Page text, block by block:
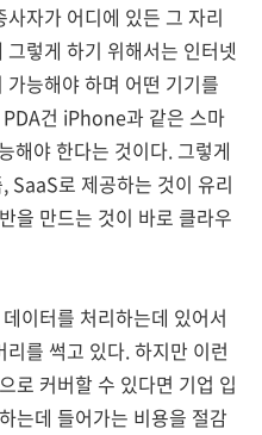
자가 어디에 있든 그 자리
렇게 하기 위해서는 인터넷
능해야 하며 어떤 기기를
건 iPhone과 같은 스마
해야 한다는 것이다. 그렇게
SaaS로 제공하는 것이 유리
을 만드는 것이 바로 클라우
이터를 처리하는데 있어서
를 썩고 있다. 하지만 이런
로 커버할 수 있다면 기업 입
는데 들어가는 비용을 절감